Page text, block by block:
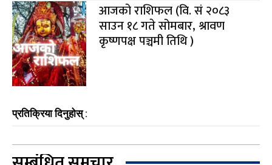
आजको राशिफल (वि. सं २०८३
साउन १८ गते सोमबार, श्रावण
कृष्णपक्ष पञ्चमी तिथि )
प्रतिक्रिया दिनुहोस् :